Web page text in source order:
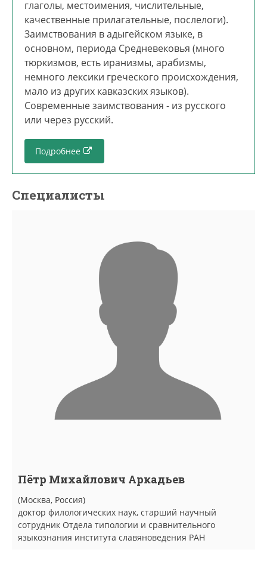
глаголы, местоимения, числительные,
качественные прилагательные, послелоги).
Заимствования в адыгейском языке, в
основном, периода Средневековья (много
тюркизмов, есть иранизмы, арабизмы,
немного лексики греческого происхождения,
мало из других кавказских языков).
Современные заимствования - из русского
или через русский.
Подробнее
Специалисты
Пётр Михайлович Аркадьев
(Москва, Россия)
доктор филологических наук, старший научный
сотрудник Отдела типологии и сравнительного
языкознания института славяноведения РАН